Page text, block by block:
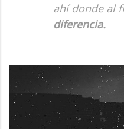
ahí donde al
diferencia.